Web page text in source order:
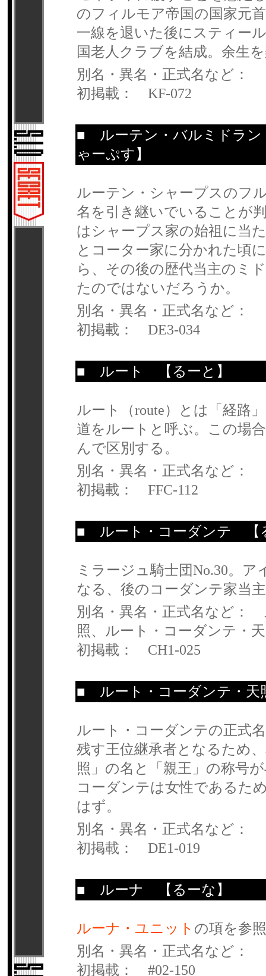
のフィルモア帝国の国家元
一線を退いた後にスティー
国老人クラブを結成。余生
別名・異名・正式名など：
初掲載： KF-072
■ ルーテン・バルミドラ
ゃーぷす】
ルーテン・シャープスのフ
名を引き継いでいることが
はシャープス家の始祖に当
とコーター家に分かれた頃
ら、その後の歴代当主のミ
たのではないだろうか。
別名・異名・正式名など：
初掲載： DE3-034
■ ルート 【るーと】
ルート（route）とは「経路
道をルートと呼ぶ。この場
んで区別する。
別名・異名・正式名など：
初掲載： FFC-112
■ ルート・コーダンテ 【
ミラージュ騎士団No.30。
なる、後のコーダンテ家当
別名・異名・正式名など：
照、ルート・コーダンテ・
初掲載： CH1-025
■ ルート・コーダンテ・天
ルート・コーダンテの正式
残す王位継承者となるため
照」の名と「親王」の称号
コーダンテは女性であるた
はず。
別名・異名・正式名など：
初掲載： DE1-019
■ ルーナ 【るーな】
ルーナ・ユニット の項を参
別名・異名・正式名など：
初掲載： #02-150